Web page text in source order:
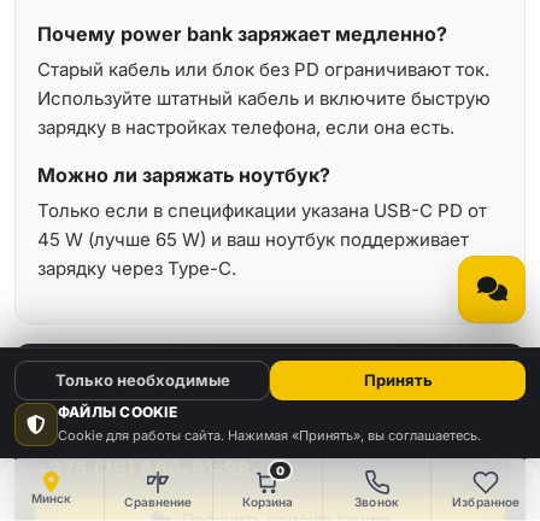
Минск Сравнение
0
Корзина Звонок Избранное
Почему power bank заряжает медленно?
Старый кабель или блок без PD ограничивают ток.
Используйте штатный кабель и включите быструю
зарядку в настройках телефона, если она есть.
Можно ли заряжать ноутбук?
Только если в спецификации указана USB-C PD от
45 W (лучше 65 W) и ваш ноутбук поддерживает
зарядку через Type-C.
Нужна помощь или консультация?
Звоните или оставьте заявку — перезвоним в рабочее
время.
+375 (29) 666-91-98
ФАЙЛЫ COOKIE
Cookie для работы сайта. Нажимая «Принять», вы соглашаетесь.
Только необходимые Принять